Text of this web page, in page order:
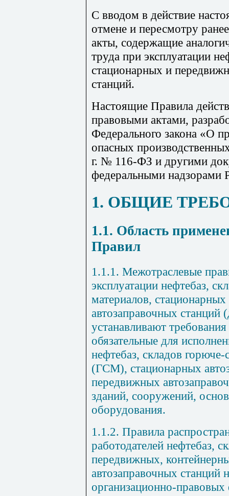
С вводом в действие
отмене и пересмотру
акты, содержащие
труда при эксплуатации
стационарных и
станций.
Настоящие Правила
правовыми актами,
Федерального закона «О
опасных
г. № 116-ФЗ и другими
федеральными надзорами
1. ОБЩИЕ
1.1. Область
Правил
1.1.1. Межотраслевые
эксплуатации нефтебаз,
материалов,
автозаправочных станций
устанавливают
обязательные для
нефтебаз, складов
(ГСМ), стационарных
передвижных
зданий, сооружений,
оборудования.
1.1.2. Правила
работодателей нефтебаз,
передвижных,
автозаправочных станций
организационно-